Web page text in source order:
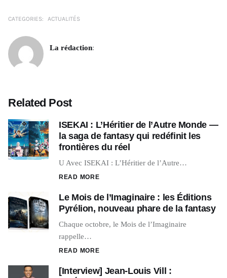
CATEGORIES: ACTUALITÉS
La rédaction:
Related Post
ISEKAI : L’Héritier de l’Autre Monde —
la saga de fantasy qui redéfinit les
frontières du réel
U Avec ISEKAI : L’Héritier de l’Autre…
READ MORE
Le Mois de l’Imaginaire : les Éditions
Pyrélion, nouveau phare de la fantasy
Chaque octobre, le Mois de l’Imaginaire
rappelle…
READ MORE
[Interview] Jean-Louis Vill :